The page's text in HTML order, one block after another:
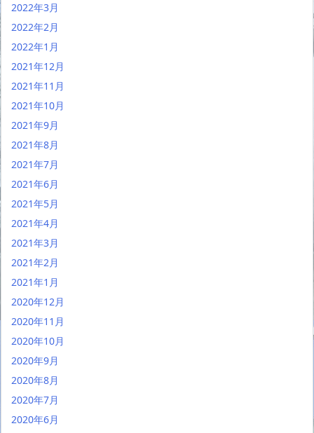
2022年3月
2022年2月
2022年1月
2021年12月
2021年11月
2021年10月
2021年9月
2021年8月
2021年7月
2021年6月
2021年5月
2021年4月
2021年3月
2021年2月
2021年1月
2020年12月
2020年11月
2020年10月
2020年9月
2020年8月
2020年7月
2020年6月